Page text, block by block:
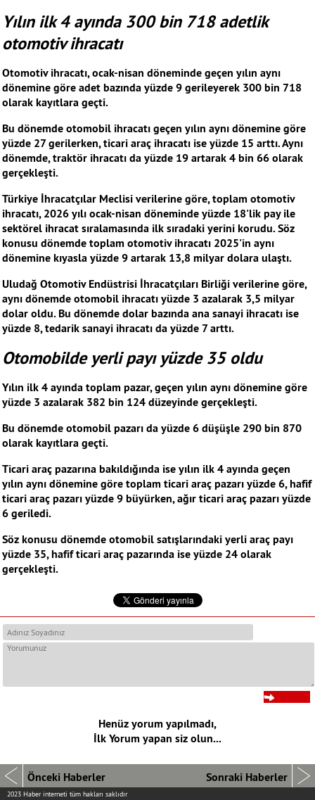
Yılın ilk 4 ayında 300 bin 718 adetlik
otomotiv ihracatı
Otomotiv ihracatı, ocak-nisan döneminde geçen yılın aynı
dönemine göre adet bazında yüzde 9 gerileyerek 300 bin 718
olarak kayıtlara geçti.
Bu dönemde otomobil ihracatı geçen yılın aynı dönemine göre
yüzde 27 gerilerken, ticari araç ihracatı ise yüzde 15 arttı. Aynı
dönemde, traktör ihracatı da yüzde 19 artarak 4 bin 66 olarak
gerçekleşti.
Türkiye İhracatçılar Meclisi verilerine göre, toplam otomotiv
ihracatı, 2026 yılı ocak-nisan döneminde yüzde 18'lik pay ile
sektörel ihracat sıralamasında ilk sıradaki yerini korudu. Söz
konusu dönemde toplam otomotiv ihracatı 2025'in aynı
dönemine kıyasla yüzde 9 artarak 13,8 milyar dolara ulaştı.
Uludağ Otomotiv Endüstrisi İhracatçıları Birliği verilerine göre,
aynı dönemde otomobil ihracatı yüzde 3 azalarak 3,5 milyar
dolar oldu. Bu dönemde dolar bazında ana sanayi ihracatı ise
yüzde 8, tedarik sanayi ihracatı da yüzde 7 arttı.
Otomobilde yerli payı yüzde 35 oldu
Yılın ilk 4 ayında toplam pazar, geçen yılın aynı dönemine göre
yüzde 3 azalarak 382 bin 124 düzeyinde gerçekleşti.
Bu dönemde otomobil pazarı da yüzde 6 düşüşle 290 bin 870
olarak kayıtlara geçti.
Ticari araç pazarına bakıldığında ise yılın ilk 4 ayında geçen
yılın aynı dönemine göre toplam ticari araç pazarı yüzde 6, hafif
ticari araç pazarı yüzde 9 büyürken, ağır ticari araç pazarı yüzde
6 geriledi.
Söz konusu dönemde otomobil satışlarındaki yerli araç payı
yüzde 35, hafif ticari araç pazarında ise yüzde 24 olarak
gerçekleşti.
Henüz yorum yapılmadı,
İlk Yorum yapan siz olun...
Önceki Haberler Sonraki Haberler
2023 Haber interneti tüm hakları saklıdır